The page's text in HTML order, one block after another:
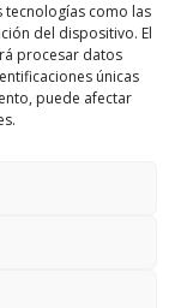
tecnologías como las
del dispositivo. El
procesar datos
únicas
puede afectar